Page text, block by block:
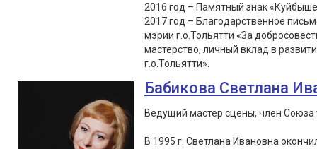
2016 год – Памятный знак
2017 год – Благодарственное
мэрии г.о.Тольятти «За
мастерство, личный вклад в
г.о.Тольятти».
Бабикова Светлана
Ведущий мастер сцены, член Союза
В 1995 г. Светлана Ивановна